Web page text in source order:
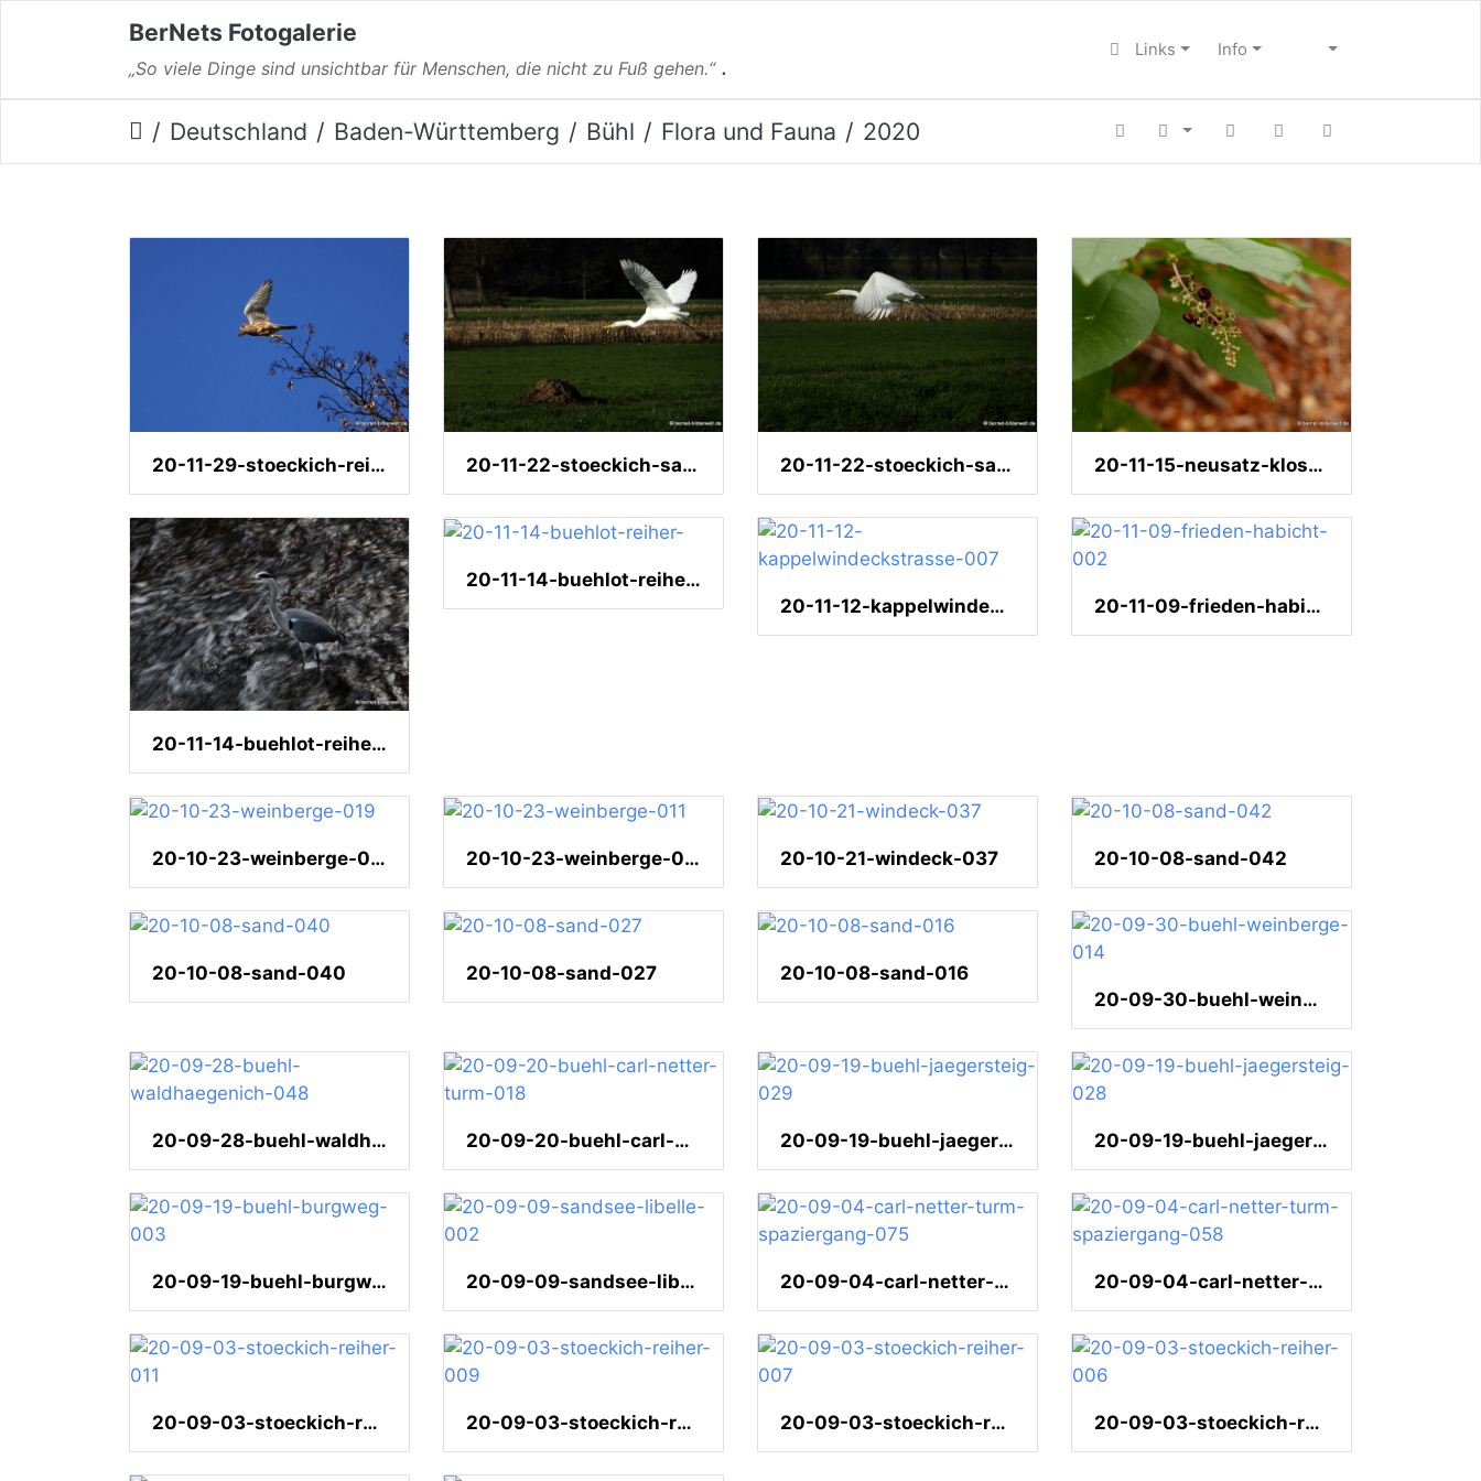
BerNets Fotogalerie
„So viele Dinge sind unsichtbar für Menschen, die nicht zu Fuß gehen.“ .
Links Info
Deutschland Baden-Württemberg Bühl Flora und Fauna 2020
20-11-29-stoeckich-reiher-002 20-11-22-stoeckich-sandmatten-reiher-009 20-11-22-stoeckich-sandmatten-reiher-004 20-11-15-neusatz-kloster-waldmatt-rittersbach-073
20-11-14-buehlot-reiher-002
20-11-14-buehlot-reiher-
20-11-12-kappelwindeckstrasse-007
20-11-09-frieden-habicht-002
20-10-23-weinberge-019 20-10-23-weinberge-011 20-10-21-windeck-037 20-10-08-sand-042
20-10-08-sand-040 20-10-08-sand-027
20-10-08-sand-016
20-09-30-buehl-weinberge-014
20-09-28-buehl-waldhaegenich-048 20-09-20-buehl-carl-netter-turm-018 20-09-19-buehl-jaegersteig-029 20-09-19-buehl-jaegersteig-028
20-09-19-buehl-burgweg-003 20-09-09-sandsee-libelle-002 20-09-04-carl-netter-turm-spaziergang-075 20-09-04-carl-netter-turm-spaziergang-058
20-09-03-stoeckich-reiher-011 20-09-03-stoeckich-reiher-009 20-09-03-stoeckich-reiher-007 20-09-03-stoeckich-reiher-006